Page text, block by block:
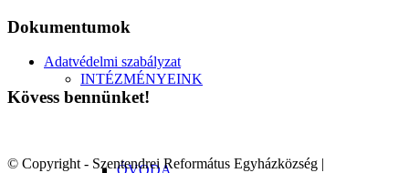
INTÉZMÉNYEINK
ÓVODA
Dokumentumok
Adatvédelmi szabályzat
Kövess bennünket!
© Copyright - Szentendrei Református Egyházközség |